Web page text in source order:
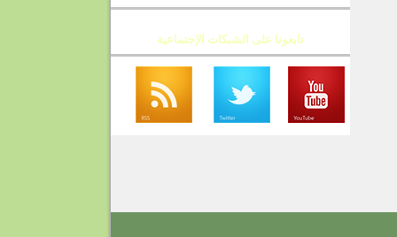
تابعونا على الشبكات الإجتماعية